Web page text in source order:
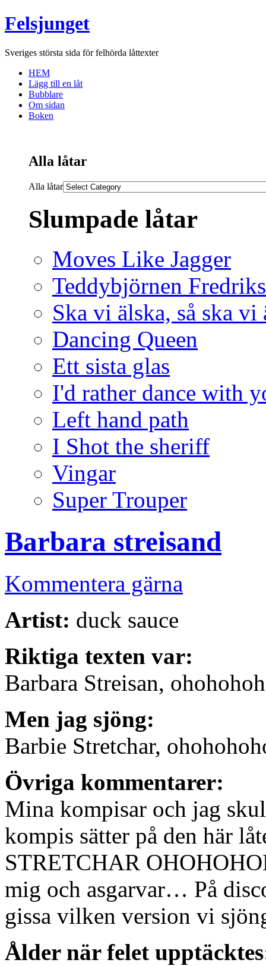
Felsjunget
Sveriges största sida för felhörda låttexter
HEM
Lägg till en låt
Bubblare
Om sidan
Boken
Alla låtar
Alla låtar
Slumpade låtar
Moves Like Jagger
Teddybjörnen
Ska vi älska, så ska
Dancing Queen
Ett sista glas
I'd rather dance with
Left hand path
I Shot the sheriff
Vingar
Super Trouper
Barbara streisand
Kommentera gärna
Artist: duck sauce
Riktiga texten var:
Barbara Streisan,
Men jag sjöng:
Barbie Stretchar,
Övriga kommentarer:
Mina kompisar och jag
kompis sätter på den här
STRETCHAR
mig och asgarvar… På
gissa vilken version vi
Ålder när felet